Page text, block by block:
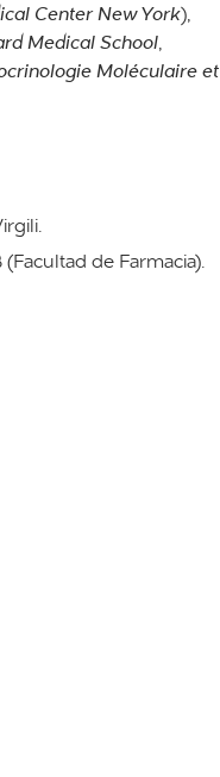
Center New York),
Medical School,
Moléculaire et
de Farmacia).